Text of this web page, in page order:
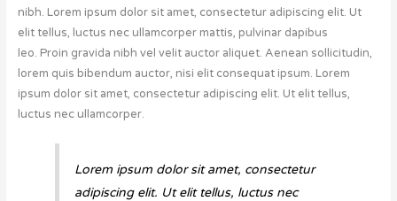
nibh. Lorem ipsum dolor sit amet, consectetur adipiscing elit. Ut
elit tellus, luctus nec ullamcorper mattis, pulvinar dapibus
leo. Proin gravida nibh vel velit auctor aliquet. Aenean sollicitudin,
lorem quis bibendum auctor, nisi elit consequat ipsum. Lorem
ipsum dolor sit amet, consectetur adipiscing elit. Ut elit tellus,
luctus nec ullamcorper.
Lorem ipsum dolor sit amet, consectetur
adipiscing elit. Ut elit tellus, luctus nec